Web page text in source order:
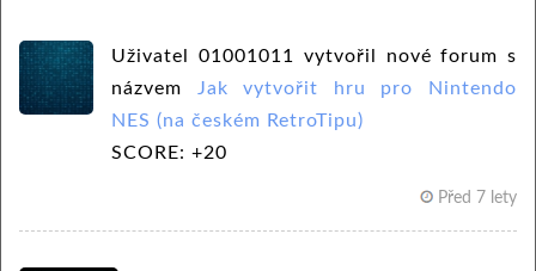
Uživatel 01001011 vytvořil nové forum s
názvem
Jak vytvořit hru pro Nintendo
NES (na českém RetroTipu)
SCORE: +20
Před 7 lety